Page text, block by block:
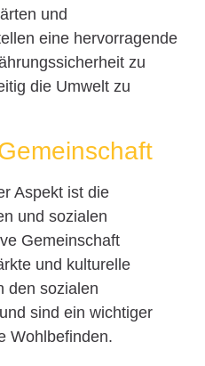
und
eine hervorragende
zu
die Umwelt zu
Aspekt ist die
und sozialen
Gemeinschaft
und kulturelle
den sozialen
sind ein wichtiger
Wohlbefinden.